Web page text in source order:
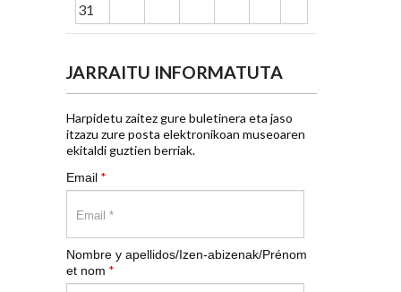
31
JARRAITU INFORMATUTA
Harpidetu zaitez gure buletinera eta jaso
itzazu zure posta elektronikoan museoaren
ekitaldi guztien berriak.
Email *
Nombre y apellidos/Izen-abizenak/Prénom
et nom *